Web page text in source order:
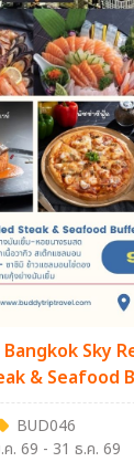
Sky
& Seafood
BUD046
ค. 69 - 31 ธ.ค. 69